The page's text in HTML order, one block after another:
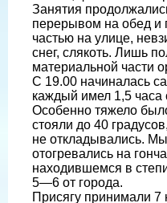
Занятия
перерывом на обед и
частью на улице,
снег, слякоть. Лишь
материальной части
С 19.00 начиналась
каждый имел 1,5 часа
Особенно тяжело
стояли до 40
не откладывались.
отогревались на
находившемся в
5—6 от города.
Присягу принимали 7